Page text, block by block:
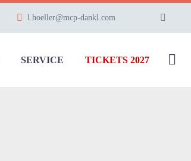
l.hoeller@mcp-dankl.com
SERVICE TICKETS 2027